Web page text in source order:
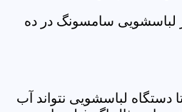
لباسشویی سامسونگ در ده
لباسشویی نتواند آب